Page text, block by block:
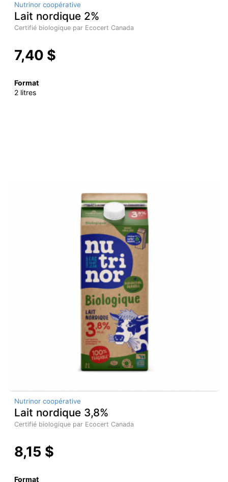
Nutrinor coopérative
Lait nordique 2%
Certifié biologique par Ecocert Canada
7,40 $
Format
2 litres
Nutrinor coopérative
Lait nordique 3,8%
Certifié biologique par Ecocert Canada
8,15 $
Format